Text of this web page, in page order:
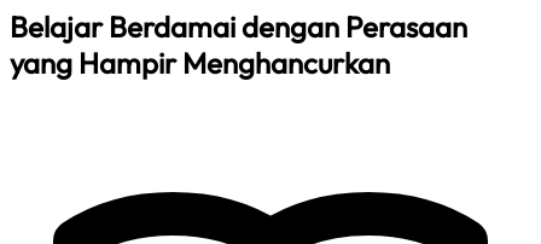
Belajar Berdamai dengan Perasaan
yang Hampir Menghancurkan